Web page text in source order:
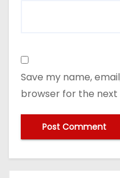
Save my name,
browser for the